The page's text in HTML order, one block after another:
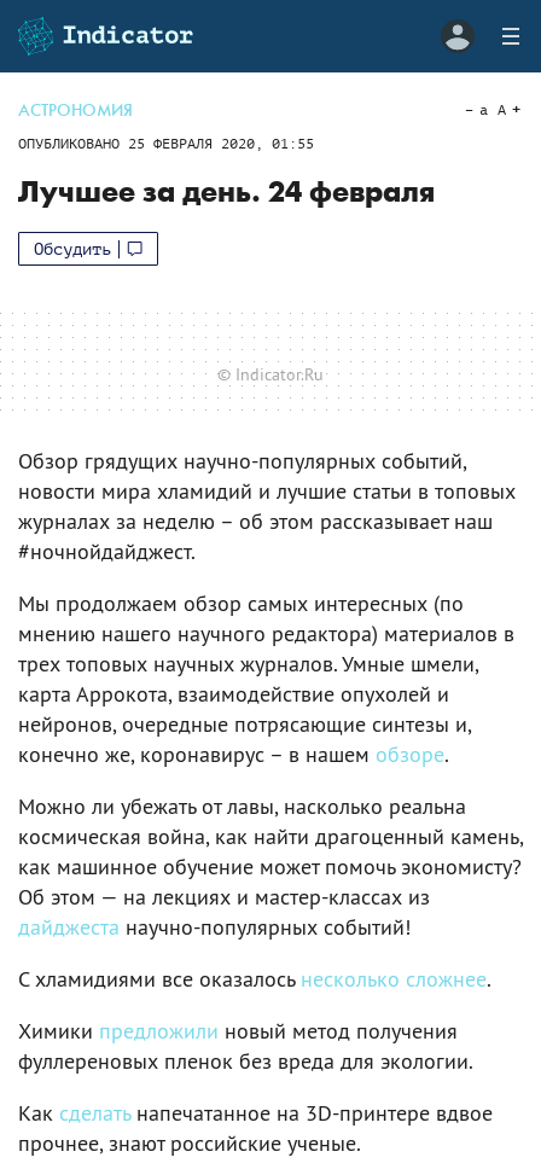
АСТРОНОМИЯ
ОПУБЛИКОВАНО 25 ФЕВРАЛЯ 2020, 01:55
a A
Лучшее за день. 24 февраля
Обсудить
© Indicator.Ru
Обзор грядущих научно-популярных событий,
новости мира хламидий и лучшие статьи в топовых
журналах за неделю – об этом рассказывает наш
#ночнойдайджест.
Мы продолжаем обзор самых интересных (по
мнению нашего научного редактора) материалов в
трех топовых научных журналов. Умные шмели,
карта Аррокота, взаимодействие опухолей и
нейронов, очередные потрясающие синтезы и,
конечно же, коронавирус – в нашем обзоре.
Можно ли убежать от лавы, насколько реальна
космическая война, как найти драгоценный камень,
как машинное обучение может помочь экономисту?
Об этом — на лекциях и мастер-классах из
дайджеста научно-популярных событий!
C хламидиями все оказалось несколько сложнее.
Химики предложили новый метод получения
фуллереновых пленок без вреда для экологии.
Как сделатьнапечатанное на 3D-принтере вдвое
прочнее, знают российские ученые.